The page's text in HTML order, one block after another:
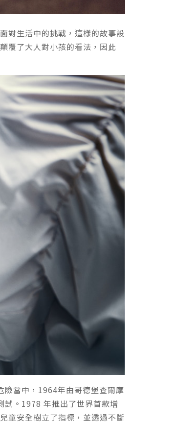
對生活中的挑戰，這樣的故事設
覆了大人對小孩的看法，因此
險當中，1964年由哥德堡查爾摩
。1978 年推出了世界首款增
童安全樹立了指標，並透過不斷